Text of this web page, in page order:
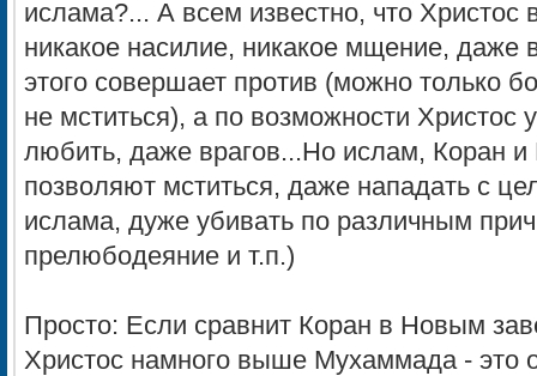
ислама?... А всем известно, что Христос
никакое насилие, никакое мщение, даже
этого совершает против (можно только
не мститься), а по возможности Христос
любить, даже врагов...Но ислам, Коран
позволяют мститься, даже нападать с
ислама, дуже убивать по различным
прелюбодеяние и т.п.)
Просто: Если сравнит Коран в Новым
Христос намного выше Мухаммада - это